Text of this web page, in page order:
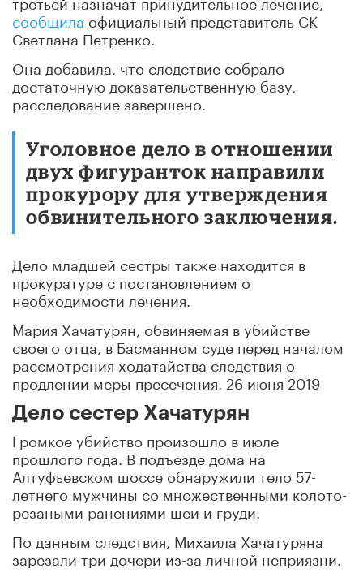
сообщила официальный представитель СК
Светлана Петренко.
Она добавила, что следствие собрало
достаточную доказательственную базу,
расследование завершено.
Уголовное дело в отношении
двух фигуранток направили
прокурору для утверждения
обвинительного заключения.
Дело младшей сестры также находится в
прокуратуре с постановлением о
необходимости лечения.
Мария Хачатурян, обвиняемая в убийстве
своего отца, в Басманном суде перед началом
рассмотрения ходатайства следствия о
продлении меры пресечения. 26 июня 2019
Дело сестер Хачатурян
Громкое убийство произошло в июле
прошлого года. В подъезде дома на
Алтуфьевском шоссе обнаружили тело 57-
летнего мужчины со множественными колото-
резаными ранениями шеи и груди.
По данным следствия, Михаила Хачатуряна
зарезали три дочери из-за личной неприязни.